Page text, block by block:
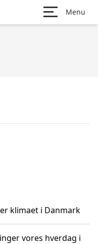
Menu
klimaet i Danmark
vores hverdag i